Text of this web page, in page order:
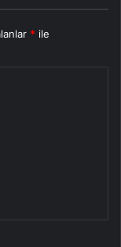
* ile